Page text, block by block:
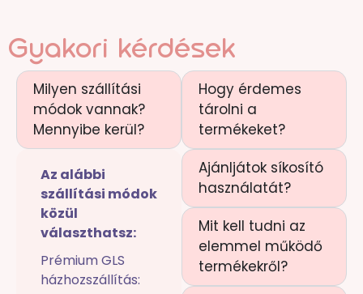
Gyakori kérdések
Milyen szállítási
módok vannak?
Mennyibe kerül?
Az alábbi
szállítási módok
közül
választhatsz:
Prémium GLS
házhozszállítás:
Hogy érdemes
tárolni a
termékeket?
Ajánljátok síkosító
használatát?
Mit kell tudni az
elemmel működő
termékekről?